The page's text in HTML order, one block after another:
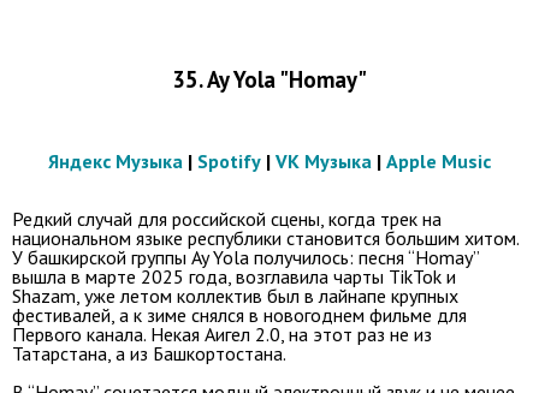
35. Ay Yola "Homay"
Яндекс Музыка | Spotify | VK Музыка | Apple Music
Редкий случай для российской сцены, когда трек на
национальном языке республики становится большим хитом.
У башкирской группы Ay Yola получилось: песня “Homay”
вышла в марте 2025 года, возглавила чарты TikTok и
Shazam, уже летом коллектив был в лайнапе крупных
фестивалей, а к зиме снялся в новогоднем фильме для
Первого канала. Некая Аигел 2.0, на этот раз не из
Татарстана, а из Башкортостана.